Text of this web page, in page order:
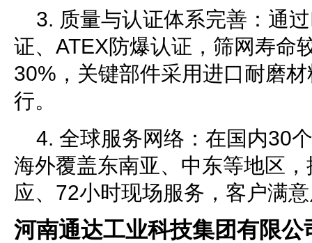
3. 质量与认证体系完善：通
证、ATEX防爆认证，筛网寿命
30%，关键部件采用进口耐磨
行。
4. 全球服务网络：在国内30
海外覆盖东南亚、中东等地区
应、72小时现场服务，客户满
河南通达工业科技集团有限公